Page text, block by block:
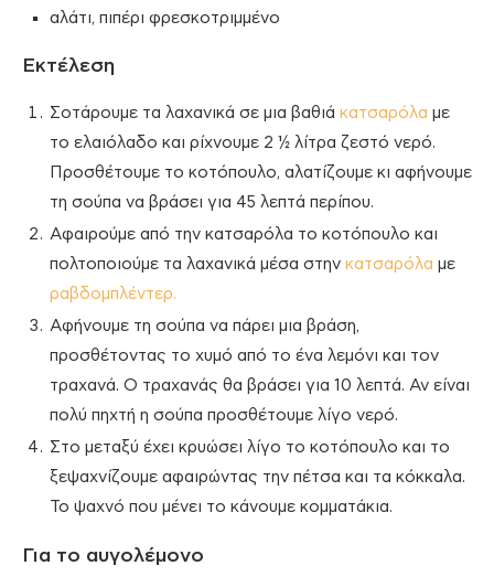
αλάτι, πιπέρι φρεσκοτριμμένο
Εκτέλεση
Σοτάρουμε τα λαχανικά σε μια βαθιά κατσαρόλα με
το ελαιόλαδο και ρίχνουμε 2 ½ λίτρα ζεστό νερό.
Προσθέτουμε το κοτόπουλο, αλατίζουμε κι αφήνουμε
τη σούπα να βράσει για 45 λεπτά περίπου.
Αφαιρούμε από την κατσαρόλα το κοτόπουλο και
πολτοποιούμε τα λαχανικά μέσα στην κατσαρόλα με
ραβδομπλέντερ.
Αφήνουμε τη σούπα να πάρει μια βράση,
προσθέτοντας το χυμό από το ένα λεμόνι και τον
τραχανά. Ο τραχανάς θα βράσει για 10 λεπτά. Αν είναι
πολύ πηχτή η σούπα προσθέτουμε λίγο νερό.
Στο μεταξύ έχει κρυώσει λίγο το κοτόπουλο και το
ξεψαχνίζουμε αφαιρώντας την πέτσα και τα κόκκαλα.
Το ψαχνό που μένει το κάνουμε κομματάκια.
Για το αυγολέμονο